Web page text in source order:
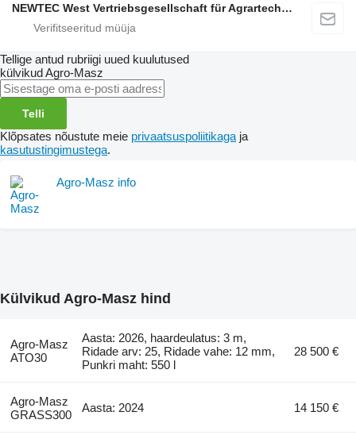
NEWTEC West Vertriebsgesellschaft für Agrartechnik mbH
Tellige antud rubriigi uued kuulutused
külvikudAgro-Masz
Telli
Klõpsates nõustute meie privaatsuspoliitikaga ja
kasutustingimustega.
Agro-Masz info
Külvikud Agro-Masz hind
Agro-Masz
ATO30
Aasta: 2026, haardeulatus: 3 m,
Ridade arv: 25, Ridade vahe: 12 mm,
Punkri maht: 550 l
28 500 €
Agro-Masz
GRASS300
Aasta: 2024 14 150 €